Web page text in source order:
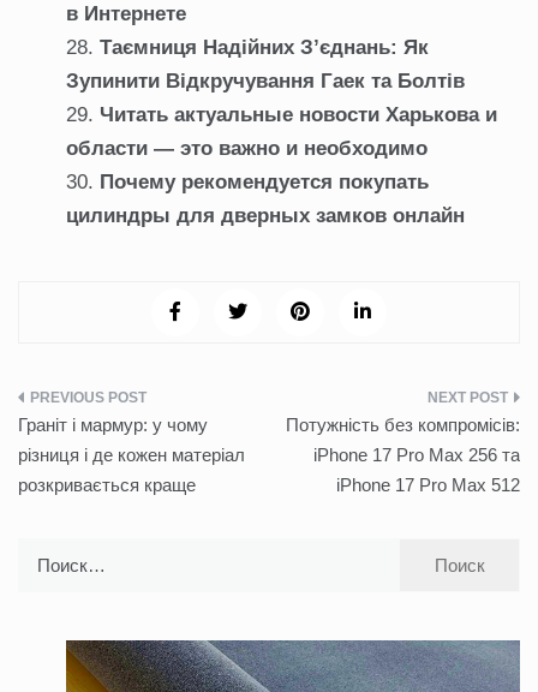
в Интернете
Таємниця Надійних З’єднань: Як
Зупинити Відкручування Гаек та Болтів
Читать актуальные новости Харькова и
области — это важно и необходимо
Почему рекомендуется покупать
цилиндры для дверных замков онлайн
Навигация
по
записям
Граніт і мармур: у чому
різниця і де кожен матеріал
розкривається краще
Потужність без компромісів:
iРhone 17 Рro Мax 256 та
iРhone 17 Рro Мax 512